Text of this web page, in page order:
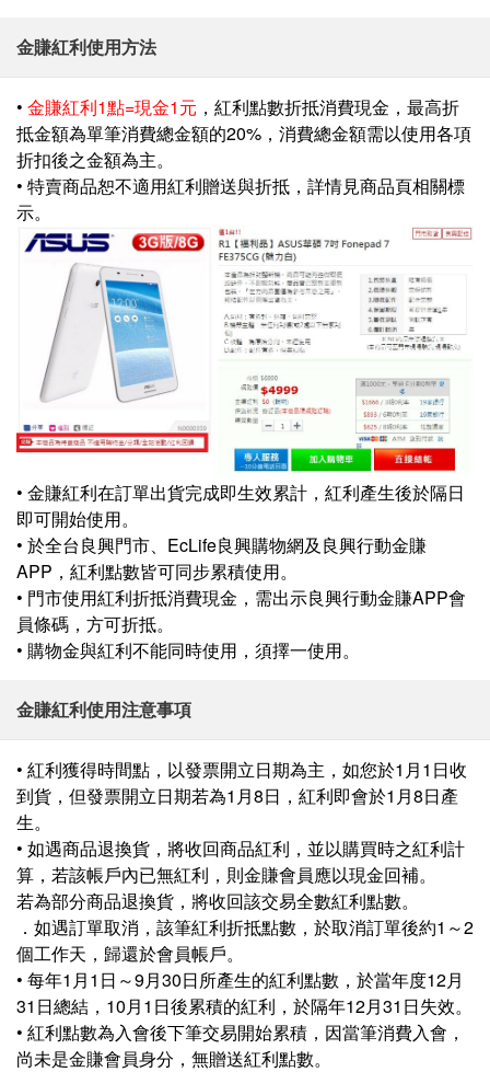
金賺紅利使用方法
• 金賺紅利1點=現金1元 ，紅利點數折抵消費現金，最高折
抵金額為單筆消費總金額的20%，消費總金額需以使用各項
折扣後之金額為主。
• 特賣商品恕不適用紅利贈送與折抵，詳情見商品頁相關標
示。
• 金賺紅利在訂單出貨完成即生效累計，紅利產生後於隔日
即可開始使用。
• 於全台良興門市、EcLife良興購物網及良興行動金賺
APP，紅利點數皆可同步累積使用。
• 門市使用紅利折抵消費現金，需出示良興行動金賺APP會
員條碼，方可折抵。
• 購物金與紅利不能同時使用，須擇一使用。
金賺紅利使用注意事項
• 紅利獲得時間點，以發票開立日期為主，如您於1月1日收
到貨，但發票開立日期若為1月8日，紅利即會於1月8日產
生。
• 如遇商品退換貨，將收回商品紅利，並以購買時之紅利計
算，若該帳戶內已無紅利，則金賺會員應以現金回補。
若為部分商品退換貨，將收回該交易全數紅利點數。
．如遇訂單取消，該筆紅利折抵點數，於取消訂單後約1～2
個工作天，歸還於會員帳戶。
• 每年1月1日～9月30日所產生的紅利點數，於當年度12月
31日總結，10月1日後累積的紅利，於隔年12月31日失效。
• 紅利點數為入會後下筆交易開始累積，因當筆消費入會，
尚未是金賺會員身分，無贈送紅利點數。